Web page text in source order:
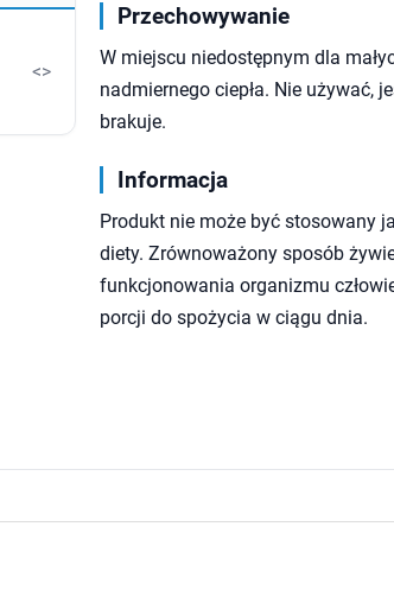
<>
Przechowywanie
W miejscu niedostępnym dla
nadmiernego ciepła. Nie używać,
brakuje.
Informacja
Produkt nie może być stosowany
diety. Zrównoważony sposób
funkcjonowania organizmu
porcji do spożycia w ciągu dnia.